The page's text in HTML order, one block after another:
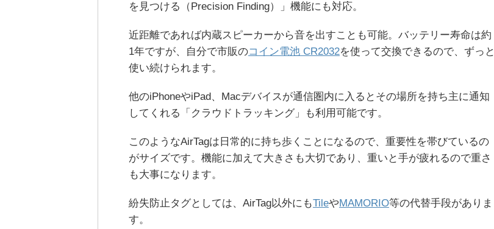
を見つける（Precision Finding）」機能にも対応。
近距離であれば内蔵スピーカーから音を出すことも可能。バッテリー寿命は約
1年ですが、自分で市販のコイン電池 CR2032を使って交換できるので、ずっと
使い続けられます。
他のiPhoneやiPad、Macデバイスが通信圏内に入るとその場所を持ち主に通知
してくれる「クラウドトラッキング」も利用可能です。
このようなAirTagは日常的に持ち歩くことになるので、重要性を帯びているの
がサイズです。機能に加えて大きさも大切であり、重いと手が疲れるので重さ
も大事になります。
紛失防止タグとしては、AirTag以外にもTileやMAMORIO等の代替手段がありま
す。